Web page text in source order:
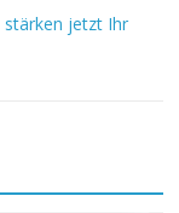
stärken jetzt Ihr